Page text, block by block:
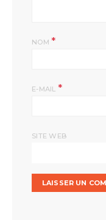
NOM*
E-MAIL *
SITE WEB